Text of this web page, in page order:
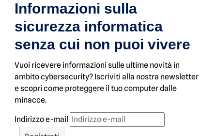
Informazioni sulla
sicurezza informatica
senza cui non puoi vivere
Vuoi ricevere informazioni sulle ultime novità in
ambito cybersecurity? Iscriviti alla nostra newsletter
e scopri come proteggere il tuo computer dalle
minacce.
Indirizzo e-mail